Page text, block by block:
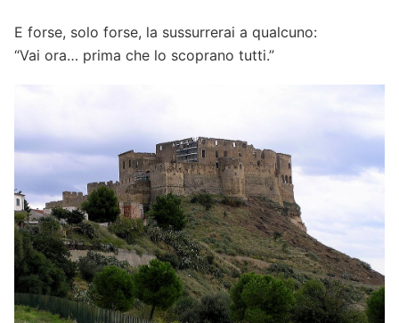
E forse, solo forse, la sussurrerai a qualcuno:
“Vai ora… prima che lo scoprano tutti.”